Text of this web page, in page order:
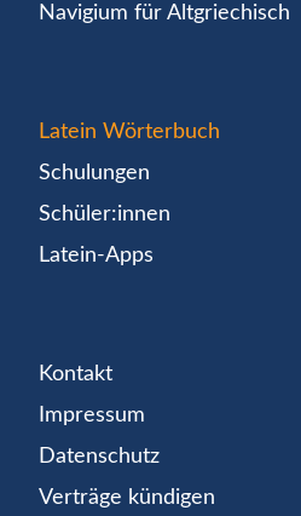
Navigium für Altgriechisch
Latein Wörterbuch
Schulungen
Schüler:innen
Latein-Apps
Kontakt
Impressum
Datenschutz
Verträge kündigen